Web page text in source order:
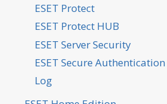
ESET Protect
ESET Protect HUB
ESET Server Security
ESET Secure Authentication
Log